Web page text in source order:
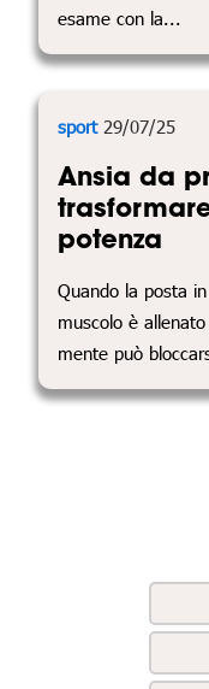
esame con la...
sport29/07/25
Ansia da
potenza
Quando la posta
muscolo è
mente può